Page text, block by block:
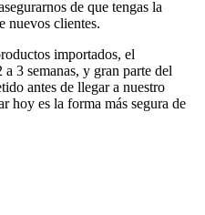
de que tengas la
nuevos clientes.
importados, el
3 semanas, y gran parte del
antes de llegar a nuestro
hoy es la forma más segura de